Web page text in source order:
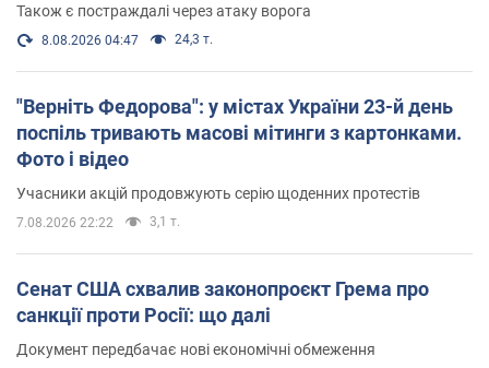
Також є постраждалі через атаку ворога
8.08.2026 04:47 24,3 т.
"Верніть Федорова": у містах України 23-й день
поспіль тривають масові мітинги з картонками.
Фото і відео
Учасники акцій продовжують серію щоденних протестів
7.08.2026 22:22 3,1 т.
Сенат США схвалив законопроєкт Грема про
санкції проти Росії: що далі
Документ передбачає нові економічні обмеження